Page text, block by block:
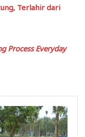
Terlahir dari
Process Everyday